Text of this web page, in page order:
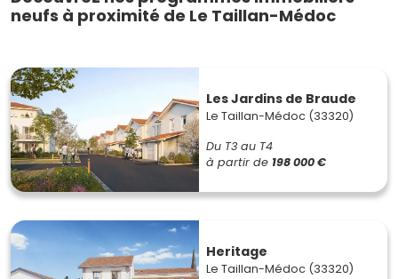
neufs à proximité de Le Taillan-Médoc
Les Jardins de Braude
Le Taillan-Médoc (33320)
Du T3 au T4
à partir de 198 000 €
Heritage
Le Taillan-Médoc (33320)